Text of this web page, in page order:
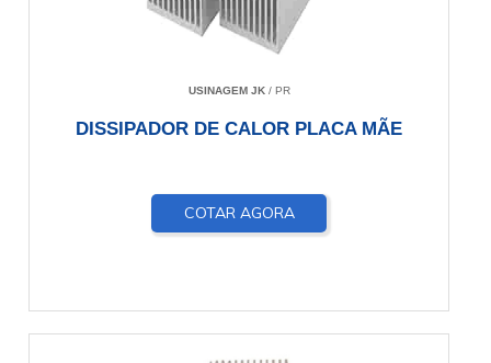
USINAGEM JK/ PR
DISSIPADOR DE CALOR PLACA MÃE
COTAR AGORA